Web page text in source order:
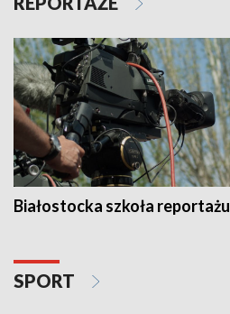
Białostocka szkoła reportażu
SPORT